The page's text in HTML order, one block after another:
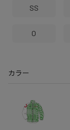
SS
O
カラー